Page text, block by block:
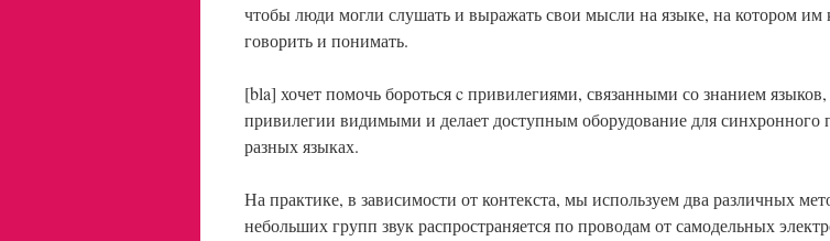
чтобы люди могли слушать и выражать свои мысли на языке, на котором им
говорить и понимать.
[bla] хочет помочь бороться c привилегиями, связанными со знанием языков,
привилегии видимыми и делает доступным оборудование для синхронного
разных языках.
На практике, в зависимости от контекста, мы используем два различных
небольших групп звук распространяется по проводам от самодельных